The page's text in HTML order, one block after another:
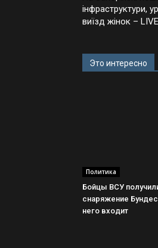
інфраструктури,
виїзд жінок – LIVE
Это интересно
Политика
Бойцы ВСУ
снаряжение
него входит